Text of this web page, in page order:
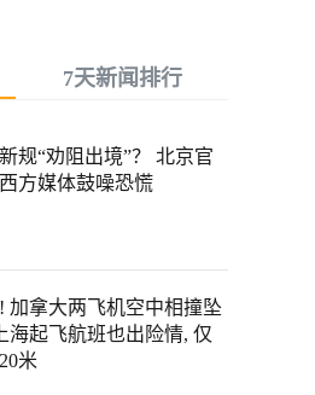
7天新闻排行
规“劝阻出境”？ 北京官
方媒体鼓噪恐慌
加拿大两飞机空中相撞坠
海起飞航班也出险情, 仅
米